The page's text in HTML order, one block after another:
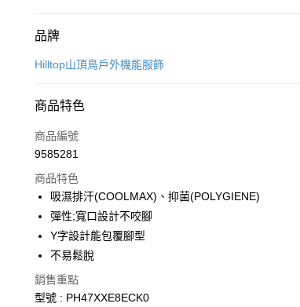
付款方式
信用卡一次付款
街口支付
悠遊付
Google Pay
全盈+PAY
相關說明
【大哥付你分期使用說明】
品牌
Hilltop山頂鳥戶外機能服飾
商品特色
商品編號
9585281
商品特色
吸濕排汗(COOLMAX)、抑菌(POLYGIENE)
彈性;寬口設計不咬腳
Y字設計能包覆腳型
不易鬆脫
銷售重點
型號 : PH47XXE8ECK0